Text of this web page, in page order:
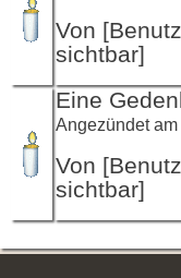
Von
sichtbar]
Eine
Angezündet
Von
sichtbar]